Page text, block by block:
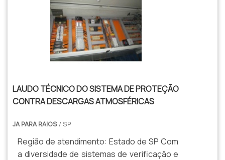
LAUDO TÉCNICO DO SISTEMA DE PROTEÇÃO
CONTRA DESCARGAS ATMOSFÉRICAS
JA PARA RAIOS / SP
Região de atendimento: Estado de SP Com
a diversidade de sistemas de verificação e